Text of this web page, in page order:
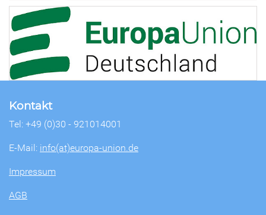
Kontakt
Tel: +49 (0)30 - 921014001
E-Mail: info(at)europa-union.de
Impressum
AGB